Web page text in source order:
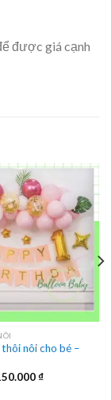
được giá cạnh
nôi cho bé –
₫Giá